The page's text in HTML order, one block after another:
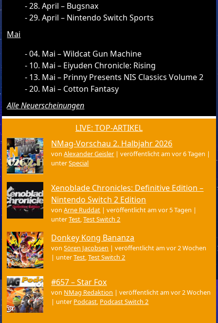
28. April – Bugsnax
29. April – Nintendo Switch Sports
Mai
04. Mai – Wildcat Gun Machine
10. Mai – Eiyuden Chronicle: Rising
13. Mai – Prinny Presents NIS Classics Volume 2
20. Mai – Cotton Fantasy
Alle Neuerscheinungen
LIVE: TOP-ARTIKEL
NMag-Vorschau 2. Halbjahr 2026
vonAlexander Geisler |veröffentlicht am vor 6 Tagen |
unterSpecial
Xenoblade Chronicles: Definitive Edition –
Nintendo Switch 2 Edition
vonArne Ruddat |veröffentlicht am vor 5 Tagen |
unterTest,Test Switch 2
Donkey Kong Bananza
vonSören Jacobsen |veröffentlicht am vor 2 Wochen
| unterTest,Test Switch 2
#657 – Star Fox
von NMag Redaktion |veröffentlicht am vor 2 Wochen
| unter Podcast, Podcast Switch 2